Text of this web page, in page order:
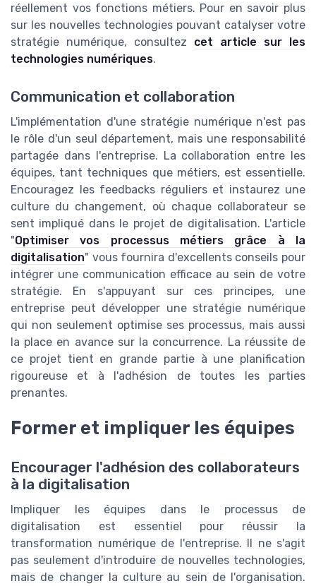
réellement vos fonctions métiers. Pour en savoir plus
sur les nouvelles technologies pouvant catalyser votre
stratégie numérique, consultez cet article sur les
technologies numériques.
Communication et collaboration
L'implémentation d'une stratégie numérique n'est pas
le rôle d'un seul département, mais une responsabilité
partagée dans l'entreprise. La collaboration entre les
équipes, tant techniques que métiers, est essentielle.
Encouragez les feedbacks réguliers et instaurez une
culture du changement, où chaque collaborateur se
sent impliqué dans le projet de digitalisation. L'article
"Optimiser vos processus métiers grâce à la
digitalisation" vous fournira d'excellents conseils pour
intégrer une communication efficace au sein de votre
stratégie. En s'appuyant sur ces principes, une
entreprise peut développer une stratégie numérique
qui non seulement optimise ses processus, mais aussi
la place en avance sur la concurrence. La réussite de
ce projet tient en grande partie à une planification
rigoureuse et à l'adhésion de toutes les parties
prenantes.
Former et impliquer les équipes
Encourager l'adhésion des collaborateurs
à la digitalisation
Impliquer les équipes dans le processus de
digitalisation est essentiel pour réussir la
transformation numérique de l'entreprise. Il ne s'agit
pas seulement d'introduire de nouvelles technologies,
mais de changer la culture au sein de l'organisation.